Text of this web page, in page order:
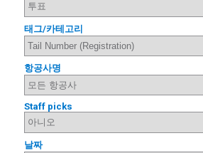
태그/카테고리
항공사명
Staff picks
날짜